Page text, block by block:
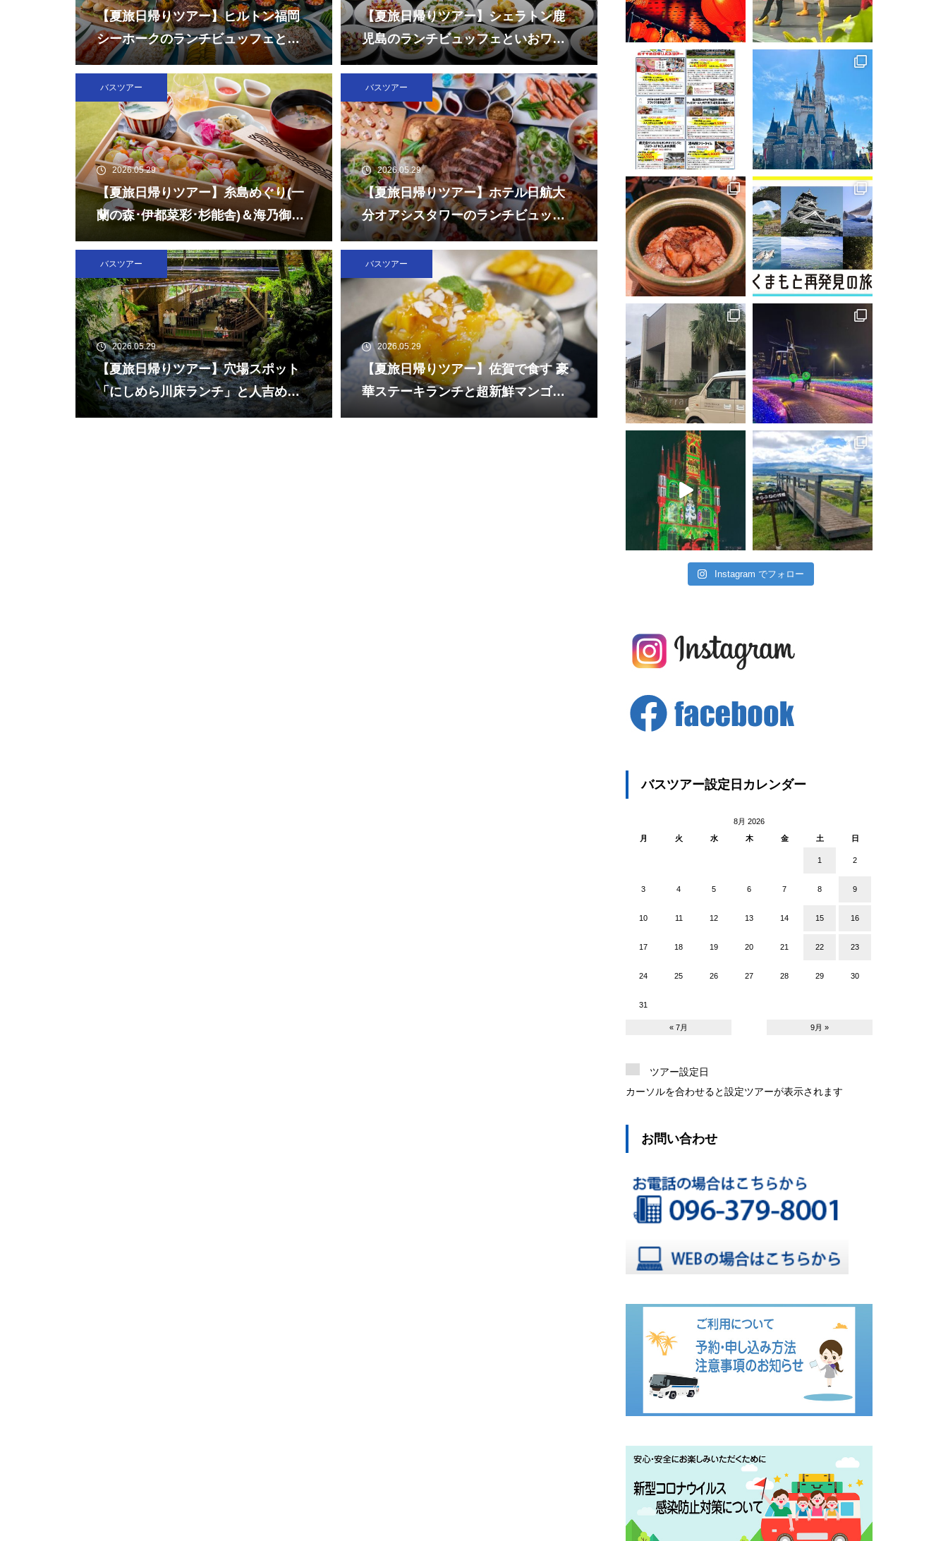
【夏旅日帰りツアー】ヒルトン福岡
シーホークのランチビュッフェとチ
ームラボフォレスト福岡
【夏旅日帰りツアー】シェラトン鹿
児島のランチビュッフェといおワー
ルドかごしま水族館
バスツアー
2026.05.29
【夏旅日帰りツアー】糸島めぐり(一
蘭の森･伊都菜彩･杉能舎)＆海乃御馳
走「玄海灘ちらし重」ランチ
バスツアー
2026.05.29
【夏旅日帰りツアー】ホテル日航大
分オアシスタワーのランチビュッフ
ェと大分マリーンパレス水族館「う
みたまご」
バスツアー
2026.05.29
【夏旅日帰りツアー】穴場スポット
「にしめら川床ランチ」と人吉めぐ
り
バスツアー
2026.05.29
【夏旅日帰りツアー】佐賀で食す 豪
華ステーキランチと超新鮮マンゴー
と濃厚ミルク氷の絶品かき氷
Instagram でフォロー
バスツアー設定日カレンダー
8月 2026
月
火 水 木 金 土 日
1 2
3 4 5 6 7 8 9
10 11 12 13 14 15 16
17 18 19 20 21 22 23
24 25 26 27 28 29 30
31
« 7月 9月 »
ツアー設定日
カーソルを合わせると設定ツアーが表示されます
お問い合わせ